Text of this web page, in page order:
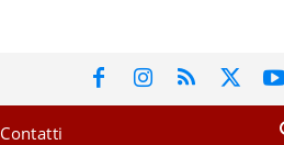
Contatti